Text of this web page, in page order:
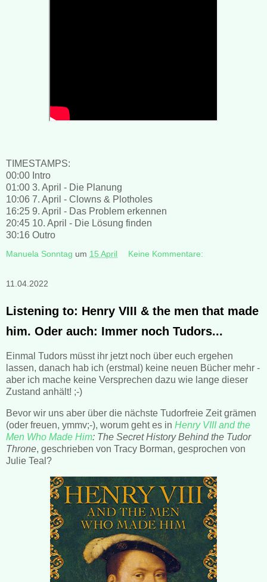
TIMESTAMPS:
00:00 Intro
01:00 3. April - Die Planung
10:06 7. April - Clowns & Plotholes
16:25 9. April - Das Problem erkennen
20:45 10. April - Die Lösung finden
30:16 Outro
Manuela Sonntag um 15 April Keine Kommentare:
11.04.2022
Listening to: Henry VIII & the men that made
him. Oder auch: Immer noch Tudors...
Einmal Tudors müsst ihr jetzt noch über euch ergehen
lassen, danach hab ich (erstmal) keine neuen Bücher mehr -
aber ich mache keine Versprechen dazu wie lange dieser
Zustand anhält! ;-)
Bevor wir uns aber über die nächste Tudorfreie Zeit grämen
(oder freuen, ymmv;-), worum geht es in Henry VIII and the
Men Who Made Him: The Secret History Behind the Tudor
Throne, geschrieben von Tracy Borman, gesprochen von
Julie Teal?